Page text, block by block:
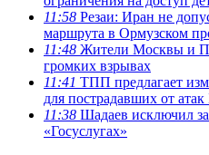
11:58 Резаи: Иран не
маршрута в Ормузском
11:48 Жители Москвы и
громких взрывах
11:41 ТПП предлагает
для пострадавших от
11:38 Шадаев исключил
«Госуслугах»